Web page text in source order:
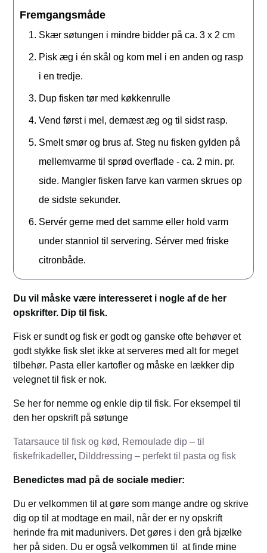
Fremgangsmåde
Skær søtungen i mindre bidder på ca. 3 x 2 cm
Pisk æg i én skål og kom mel i en anden og rasp
i en tredje.
Dup fisken tør med køkkenrulle
Vend først i mel, dernæst æg og til sidst rasp.
Smelt smør og brus af. Steg nu fisken gylden på
mellemvarme til sprød overflade - ca. 2 min. pr.
side. Mangler fisken farve kan varmen skrues op
de sidste sekunder.
Servér gerne med det samme eller hold varm
under stanniol til servering. Sérver med friske
citronbåde.
Du vil måske være interesseret i nogle af de her
opskrifter. Dip til fisk.
Fisk er sundt og fisk er godt og ganske ofte behøver et
godt stykke fisk slet ikke at serveres med alt for meget
tilbehør. Pasta eller kartofler og måske en lækker dip
velegnet til fisk er nok.
Se her for nemme og enkle dip til fisk. For eksempel til
den her opskrift på søtunge
Tatarsauce til fisk og kød, Remoulade dip – til
fiskefrikadeller, Dilddressing – perfekt til pasta og fisk
Benedictes mad på de sociale medier:
Du er velkommen til at gøre som mange andre og skrive
dig op til at modtage en mail, når der er ny opskrift
herinde fra mit madunivers. Det gøres i den grå bjælke
her på siden. Du er også velkommen til at finde mine